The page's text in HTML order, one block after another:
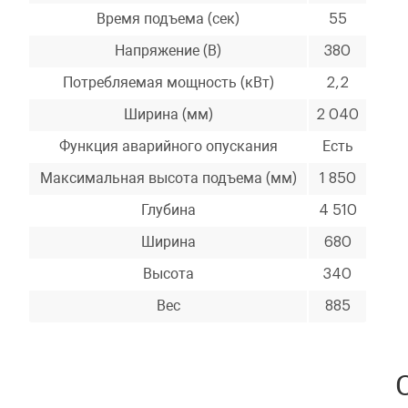
Время подъема (сек) 55
Напряжение (В) 380
Потребляемая мощность (кВт) 2,2
Ширина (мм) 2 040
Функция аварийного опускания Есть
Максимальная высота подъема (мм) 1 850
Глубина 4 510
Ширина 680
Высота 340
Вес 885